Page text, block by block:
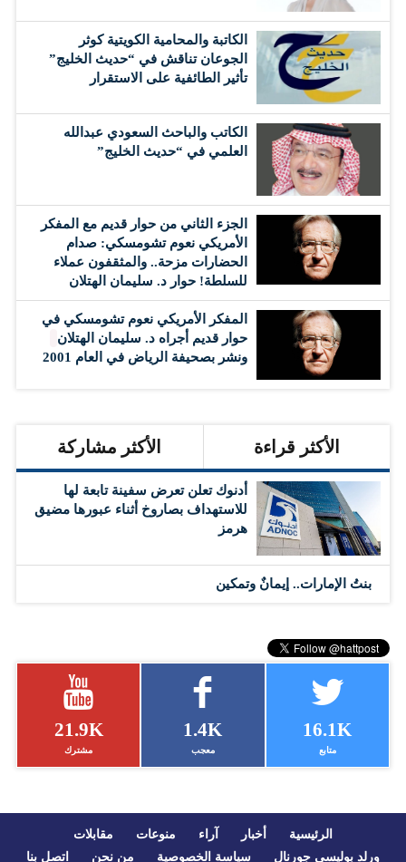
الكاتبة والمحامية الكويتية كوثر
الجوعان تناقش في “حديث الخليج”
تأثير الطائفية على الاستقرار
الكاتب والباحث السعودي عبدالله
العلمي في “حديث الخليج”
الجزء الثاني من حوار قديم مع المفكر
الأمريكي نعوم تشومسكي: صدام
الحضارات مزحة.. والمثقفون عملاء
للسلطة! حوار د. سليمان الهتلان
المفكر الأمريكي نعوم تشومسكي في
حوار قديم أجراه د. سليمان الهتلان
ونشر بصحيفة الرياض في العام 2001
الأكثر قراءة الأكثر مشاركة
أدنوك تعلن تعرض سفينة تابعة لها
للاستهداف بصاروخ أثناء عبورها مضيق
هرمز
بنتُ الإمارات.. إيمانٌ وتمكين
21.9K
مشترك
1.4K
معجب
16.1K
متابع
الرئيسية أخبار آراء منوعات
مقابلات
ورلد بوليسي جورنال
سياسة الخصوصية من نحن اتصل بنا